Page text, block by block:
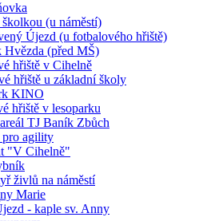
školkou (u náměstí)
Újezd (u fotbalového hřiště)
Hvězda (před MŠ)
hřiště v Cihelně
hřiště u základní školy
KINO
hřiště v lesoparku
TJ Baník Zbůch
pro agility
"V Cihelně"
živlů na náměstí
Marie
- kaple sv. Anny